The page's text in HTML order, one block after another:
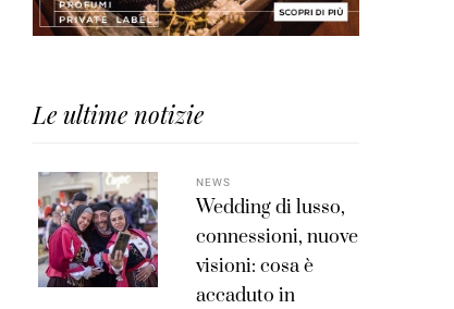
Le ultime notizie
NEWS
Wedding di lusso,
connessioni, nuove
visioni: cosa è
accaduto in